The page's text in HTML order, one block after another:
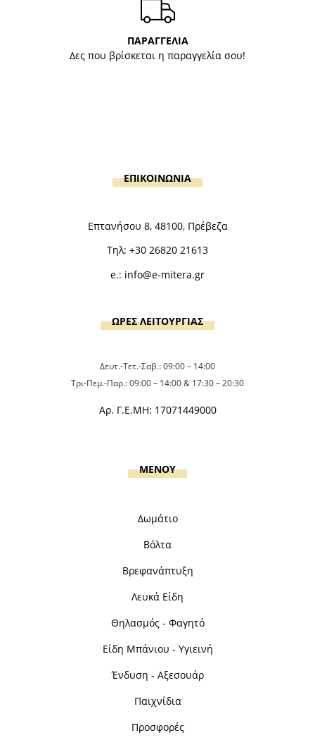
ΠΑΡΑΓΓΕΛΙΑ
Δες που βρίσκεται η παραγγελία σου!
ΕΠΙΚΟΙΝΩΝΙΑ
Επτανήσου 8, 48100, Πρέβεζα
Τηλ: +30 26820 21613
e.: info@e-mitera.gr
ΩΡΕΣ ΛΕΙΤΟΥΡΓΙΑΣ
Δευτ.-Τετ.-Σαβ.: 09:00 – 14:00
Τρι-Πεμ.-Παρ.: 09:00 – 14:00 & 17:30 – 20:30
Αρ. Γ.Ε.ΜΗ: 17071449000
MENOY
Δωμάτιο
Βόλτα
Βρεφανάπτυξη
Λευκά Είδη
Θηλασμός - Φαγητό
Είδη Μπάνιου - Υγιεινή
Ένδυση - Αξεσουάρ
Παιχνίδια
Προσφορές